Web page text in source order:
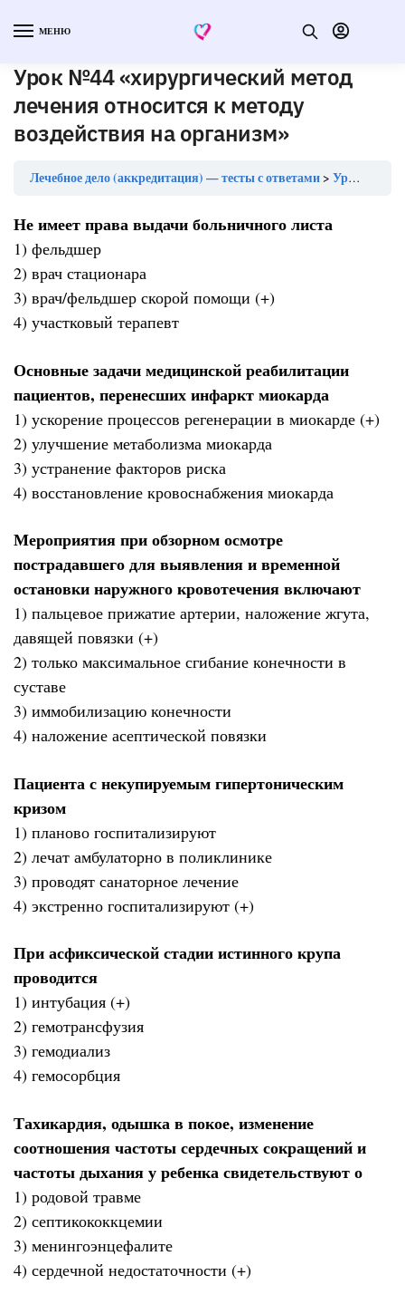
МЕНЮ
Урок №44 «хирургический метод
лечения относится к методу
воздействия на организм»
Лечебное дело (аккредитация) — тесты с ответами Урок №44 «хирургический метод лечения относится к методу воздействия на организм»
Не имеет права выдачи больничного листа
1) фельдшер
2) врач стационара
3) врач/фельдшер скорой помощи (+)
4) участковый терапевт
Основные задачи медицинской реабилитации
пациентов, перенесших инфаркт миокарда
1) ускорение процессов регенерации в миокарде (+)
2) улучшение метаболизма миокарда
3) устранение факторов риска
4) восстановление кровоснабжения миокарда
Мероприятия при обзорном осмотре
пострадавшего для выявления и временной
остановки наружного кровотечения включают
1) пальцевое прижатие артерии, наложение жгута,
давящей повязки (+)
2) только максимальное сгибание конечности в
суставе
3) иммобилизацию конечности
4) наложение асептической повязки
Пациента с некупируемым гипертоническим
кризом
1) планово госпитализируют
2) лечат амбулаторно в поликлинике
3) проводят санаторное лечение
4) экстренно госпитализируют (+)
При асфиксической стадии истинного крупа
проводится
1) интубация (+)
2) гемотрансфузия
3) гемодиализ
4) гемосорбция
Тахикардия, одышка в покое, изменение
соотношения частоты сердечных сокращений и
частоты дыхания у ребенка свидетельствуют о
1) родовой травме
2) септикококкцемии
3) менингоэнцефалите
4) сердечной недостаточности (+)